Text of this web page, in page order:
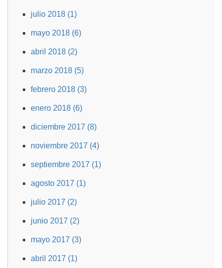
julio 2018 (1)
mayo 2018 (6)
abril 2018 (2)
marzo 2018 (5)
febrero 2018 (3)
enero 2018 (6)
diciembre 2017 (8)
noviembre 2017 (4)
septiembre 2017 (1)
agosto 2017 (1)
julio 2017 (2)
junio 2017 (2)
mayo 2017 (3)
abril 2017 (1)